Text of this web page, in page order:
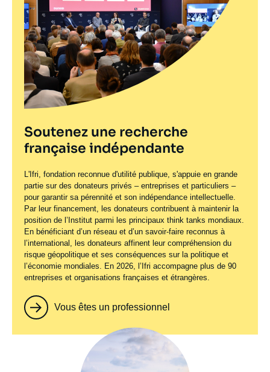
Soutenez une recherche
française indépendante
L'Ifri, fondation reconnue d'utilité publique, s'appuie en grande
partie sur des donateurs privés – entreprises et particuliers –
pour garantir sa pérennité et son indépendance intellectuelle.
Par leur financement, les donateurs contribuent à maintenir la
position de l’Institut parmi les principaux think tanks mondiaux.
En bénéficiant d’un réseau et d’un savoir-faire reconnus à
l’international, les donateurs affinent leur compréhension du
risque géopolitique et ses conséquences sur la politique et
l’économie mondiales. En 2026, l’Ifri accompagne plus de 90
entreprises et organisations françaises et étrangères.
Vous êtes un professionnel
Image
principale